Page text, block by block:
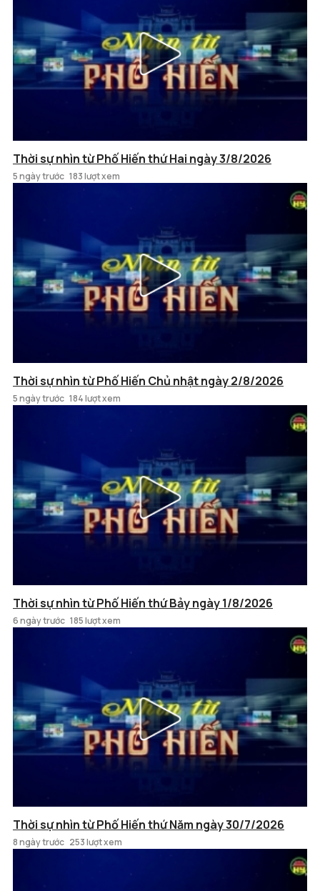
Thời sự nhìn từ Phố Hiến thứ Hai ngày 3/8/2026
5 ngày trước 183 lượt xem
Thời sự nhìn từ Phố Hiến Chủ nhật ngày 2/8/2026
5 ngày trước 184 lượt xem
Thời sự nhìn từ Phố Hiến thứ Bảy ngày 1/8/2026
6 ngày trước 185 lượt xem
Thời sự nhìn từ Phố Hiến thứ Năm ngày 30/7/2026
8 ngày trước 253 lượt xem